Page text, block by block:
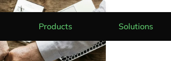
Products Solutions